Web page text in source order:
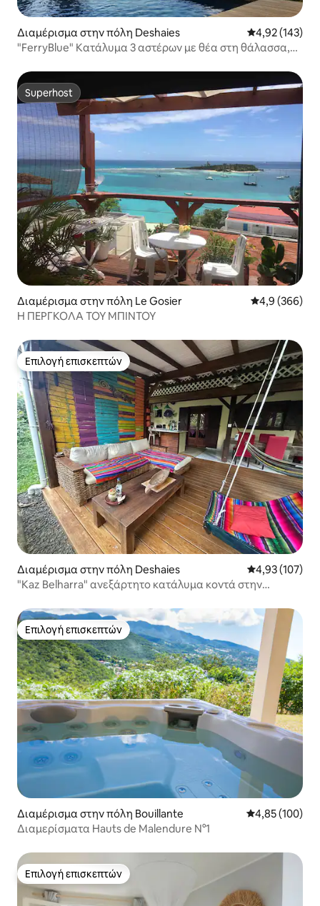
Διαμέρισμα στην πόλη Deshaies Μέση
4,92 (143)
"FerryBlue" Κατάλυμα 3 αστέρων με θέα στη θάλασσα,
Superhost
Superhost
Διαμέρισμα στην πόλη Le Gosier Μέση
4,9 (366)
Η ΠΕΡΓΚΟΛΑ ΤΟΥ ΜΠΙΝΤΟΥ
Επιλογή επισκεπτών
Επιλογή επισκεπτών
Διαμέρισμα στην πόλη Deshaies Μέση
4,93 (107)
"Kaz Belharra" ανεξάρτητο κατάλυμα κοντά στην
Επιλογή επισκεπτών
Επιλογή επισκεπτών
Διαμέρισμα στην πόλη Bouillante Μέση
4,85 (100)
Διαμερίσματα Hauts de Malendure N°1
Επιλογή επισκεπτών
Επιλογή επισκεπτών